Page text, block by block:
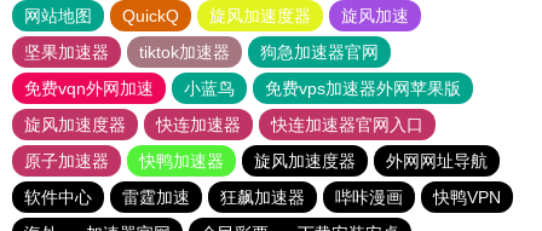
网站地图 QuickQ 旋风加速度器
旋风加速
坚果加速器
tiktok加速器
狗急加速器官网
免费vqn外网加速
小蓝鸟
免费vps加速器外网苹果版
旋风加速度器
快连加速器
快连加速器官网入口
原子加速器
快鸭加速器 旋风加速度器
外网网址导航
软件中心
雷霆加速 狂飙加速器 哔咔漫画
快鸭VPN